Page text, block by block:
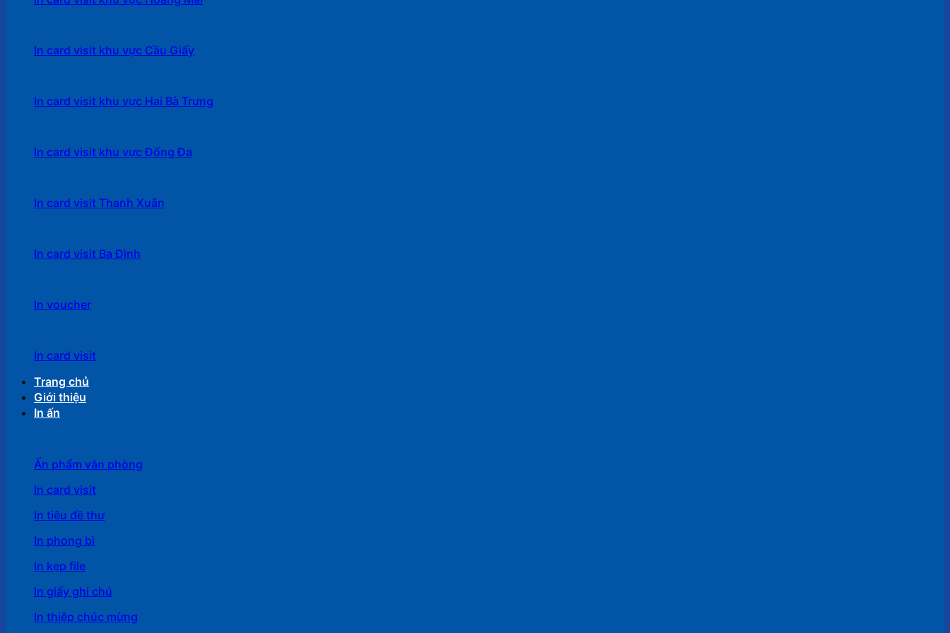
In card visit khu vực Cầu Giấy
In card visit khu vực Hai Bà Trưng
In card visit khu vực Đống Đa
In card visit Thanh Xuân
In card visit Ba Đình
In voucher
In card visit
Trang chủ
Giới thiệu
In ấn
Ấn phẩm văn phòng
In card visit
In tiêu đề thư
In phong bì
In kẹp file
In giấy ghi chú
In thiệp chúc mừng